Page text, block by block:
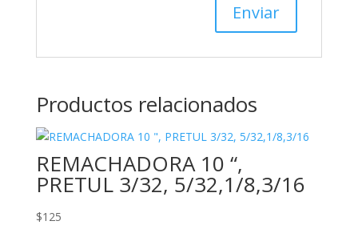
Productos relacionados
REMACHADORA 10 “,
PRETUL 3/32, 5/32,1/8,3/16
$125